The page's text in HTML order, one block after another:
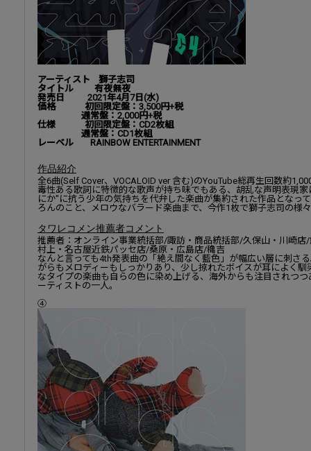
アーティスト 獅子志司
タイトル 有夜無夜
発売日 2021年4月7日(水)
価格 初回限定盤：3,500円+税
通常盤：2,000円+税
仕様 初回限定盤：CD2枚組
通常盤：CD1枚組
レーベル RAINBOW ENTERTAINMENT
作品紹介
全6曲(Self Cover、VOCALOID ver 含む)のYouTube総再生回数約
毒性ある歌詞に特徴的な歌声が持ち味でもある、胡乱な声明表現
にか"に抗う少年の気持ちを代弁した楽曲が集約された作品となっ
ろんのこと、メロウなバラード楽曲まで、今作1枚で獅子志司の様
タワレコメン推薦者コメント
推薦者：オンライン事業統括部/諏訪・商品統括部/久保山・川崎
村上・名古屋近鉄パッセ店/桑原・広島店/穐吉
なんと言っても4th発表曲の「絶え間なく藍色」が幅広い層に刺さ
がらもメロディーもしっかりあり、少し掠れたボイスが耳によく
なタイプの楽曲も自らの色に染め上げる、海外からも注目されつ
ーティストの一人。
④